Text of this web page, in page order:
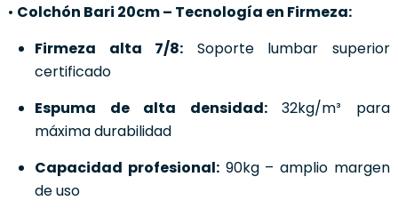
• Colchón Bari 20cm – Tecnología en Firmeza:
Firmeza alta 7/8: Soporte lumbar superior
certificado
Espuma de alta densidad:32kg/m³ para
máxima durabilidad
Capacidad profesional: 90kg – amplio margen
de uso